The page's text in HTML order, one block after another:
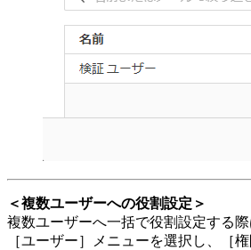
＜複数ユーザーへの役割設定＞
複数ユーザーへ一括で役割設定する
［ユーザー］メニューを選択し、［